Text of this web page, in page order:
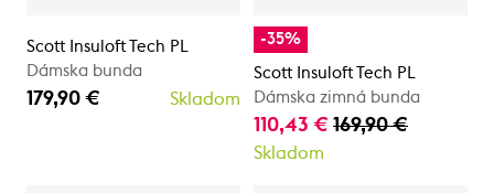
Scott Insuloft Tech PL
Dámska bunda
179,90 € Skladom
-35%
Scott Insuloft Tech PL
Dámska zimná bunda
110,43 € 169,90 €
Skladom